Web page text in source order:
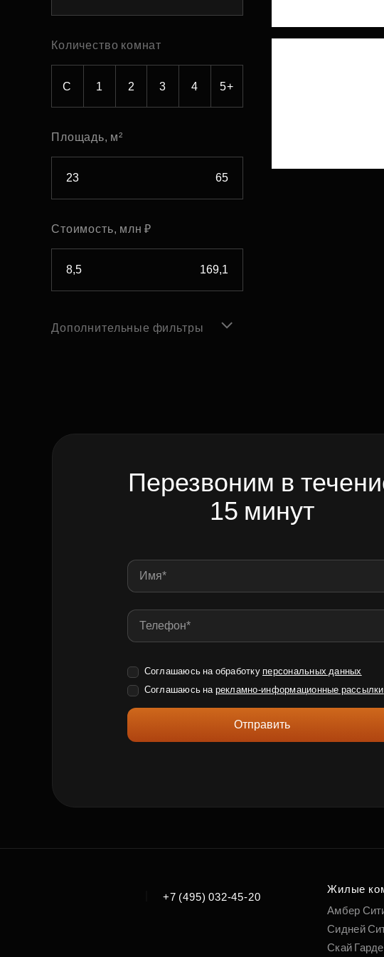
Рефинансирование
Количество комнат
С 1 2 3 4 5+
Площадь, м²
Стоимость, млн ₽
Дополнительные фильтры
Перезвоним в
15 минут
Соглашаюсь на обработку персональных данных
Соглашаюсь на рекламно-информационные рассылки
Отправить
+7 (495) 032-45-20
Жилые
Амбер
Сидней
Скай